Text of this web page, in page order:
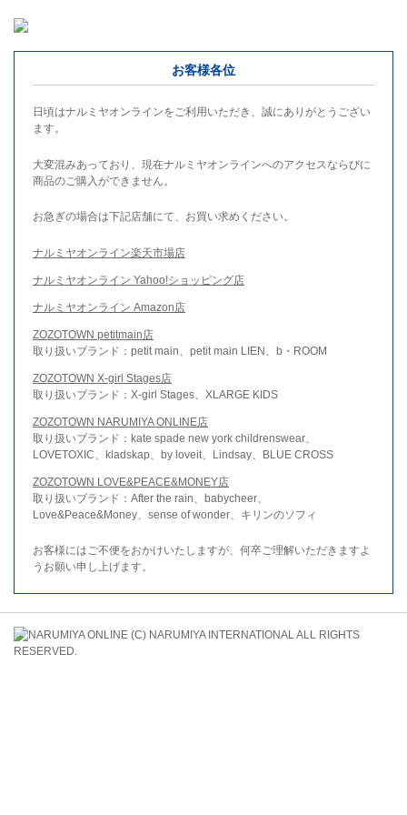
お客様各位
日頃はナルミヤオンラインをご利用いただき、誠にありがとうござい
ます。
大変混みあっており、現在ナルミヤオンラインへのアクセスならびに
商品のご購入ができません。
お急ぎの場合は下記店舗にて、お買い求めください。
ナルミヤオンライン楽天市場店
ナルミヤオンライン Yahoo!ショッピング店
ナルミヤオンライン Amazon店
ZOZOTOWN petitmain店
取り扱いブランド：petit main、petit main LIEN、b・ROOM
ZOZOTOWN X-girl Stages店
取り扱いブランド：X-girl Stages、XLARGE KIDS
ZOZOTOWN NARUMIYA ONLINE店
取り扱いブランド：kate spade new york childrenswear、
LOVETOXIC、kladskap、by loveit、Lindsay、BLUE CROSS
ZOZOTOWN LOVE&PEACE&MONEY店
取り扱いブランド：After the rain、babycheer、
Love&Peace&Money、sense of wonder、キリンのソフィ
お客様にはご不便をおかけいたしますが、何卒ご理解いただきますよ
うお願い申し上げます。